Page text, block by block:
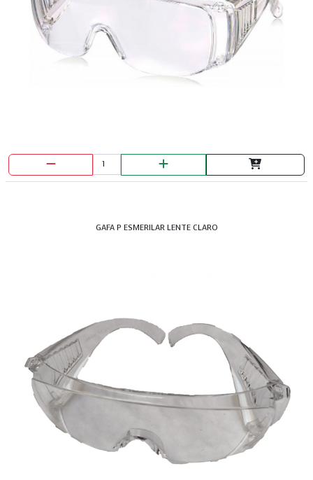
GAFA P ESMERILAR LENTE CLARO